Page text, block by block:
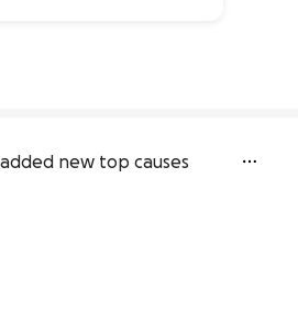
added new top causes